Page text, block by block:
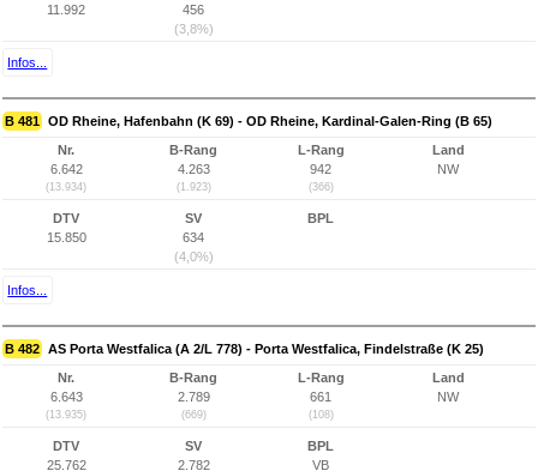
11.992
456
(3,8%)
Infos...
B 481 OD Rheine, Hafenbahn (K 69) - OD Rheine, Kardinal-Galen-Ring (B 65)
Nr.
6.642
(13.934)
B-Rang
4.263
(1.923)
L-Rang
942
(366)
Land
NW
DTV
15.850
SV
634
(4,0%)
BPL
Infos...
B 482 AS Porta Westfalica (A 2/L 778) - Porta Westfalica, Findelstraße (K 25)
Nr.
6.643
(13.935)
B-Rang
2.789
(669)
L-Rang
661
(108)
Land
NW
DTV
25.762
SV
2.782
BPL
VB